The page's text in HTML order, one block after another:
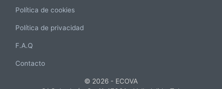
Política de cookies
Política de privacidad
F.A.Q
Contacto
© 2026 - ECOVA